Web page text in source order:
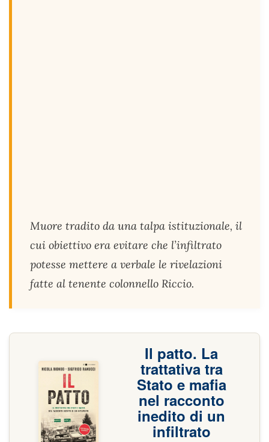
Muore tradito da una talpa istituzionale, il
cui obiettivo era evitare che l’infiltrato
potesse mettere a verbale le rivelazioni
fatte al tenente colonnello Riccio.
Il patto. La
trattativa tra
Stato e mafia
nel racconto
inedito di un
infiltrato